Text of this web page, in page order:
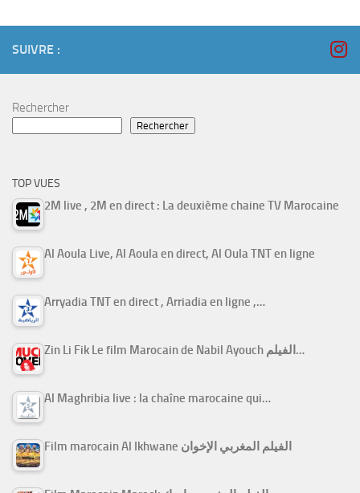
SUIVRE :
Rechercher
Rechercher
TOP VUES
2M live , 2M en direct : La deuxième chaine TV Marocaine
Al Aoula Live, Al Aoula en direct, Al Oula TNT en ligne
Arryadia TNT en direct , Arriadia en ligne ,…
Zin Li Fik Le film Marocain de Nabil Ayouch الفيلم…
Al Maghribia live : la chaîne marocaine qui…
Film marocain Al Ikhwane الفيلم المغربي الإخوان